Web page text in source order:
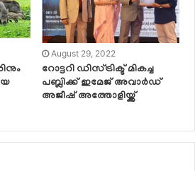
August 29, 2022
റോട്ടറി ഡിസ്ട്രിക്ട് മികച്ച
പബ്ലിക്ക് ഇമേജ് അവാർഡ്
അജീഷ് അത്തോളിയ്ക്ക്